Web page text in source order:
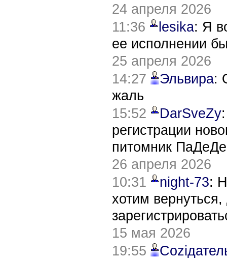
24 апреля 2026
11:36
lesika: Я
ее исполнении
25 апреля 2026
14:27
Эльвира:
жаль
15:52
DarSveZy
регистрации
питомник
26 апреля 2026
10:31
night-73:
хотим
15 мая 2026
19:55